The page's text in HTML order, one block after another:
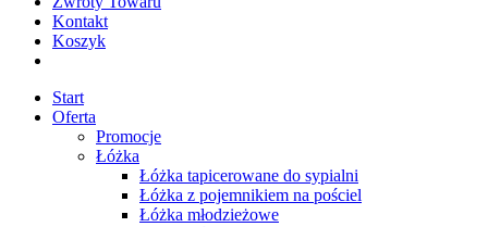
Kontakt
Koszyk
Start
Oferta
Promocje
Łóżka
Łóżka tapicerowane do sypialni
Łóżka z pojemnikiem na pościel
Łóżka młodzieżowe